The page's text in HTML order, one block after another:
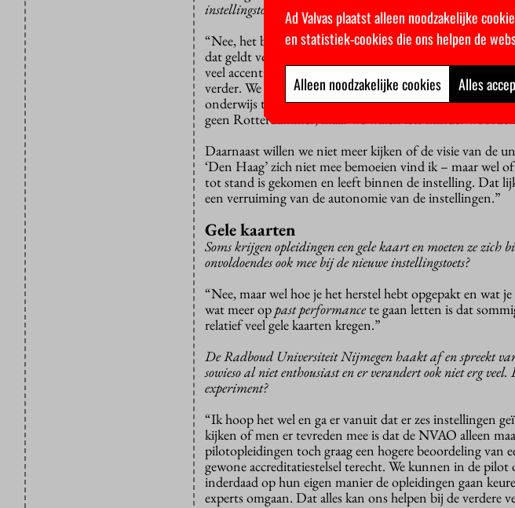
instellingstoets?
“Nee, het blijft een instellingstoets zoals we die nu
dat geldt voor
veel accent op beleid en visie – kort gezegd: kun je het
verder. We gaan nu meer op hettrack record letten. Ben
onderwijs te waarborgen? Laat je zien dat je ook
geen Rotterdammer, maar we willen iets minder
Daarnaast willen we niet meer kijken of de visie van de
‘Den Haag’ zich niet mee bemoeien vind ik – maar wel
tot stand is gekomen en leeft binnen de instelling. Dat
een verruiming van de autonomie van de instellingen.”
Gele kaarten
Soms krijgen opleidingen een gele kaart en moeten ze
onvoldoendes ook mee bij de nieuwe instellingstoets?
“Nee, maar wel hoe je het herstel hebt opgepakt en wat
wat meer oppast performancete gaan letten is dat
relatief veel gele kaarten kregen.”
De Radboud Universiteit Nijmegen haakt af en spreekt
sowieso al niet enthousiast en er verandert ook niet erg
experiment?
“Ik hoop het wel en ga er vanuit dat er zes instellingen
kijken of men er tevreden mee is dat de NVAO alleen
pilotopleidingen toch graag een hogere beoordeling van
gewone accreditatiestelsel terecht. We kunnen in de
inderdaad op hun eigen manier de opleidingen gaan
experts omgaan. Dat alles kan ons helpen bij de verdere
Ad Valvas plaatst alleen noodzakelijke
en statistiek-cookies die ons helpen de
Alleen noodzakelijke cookies Alles